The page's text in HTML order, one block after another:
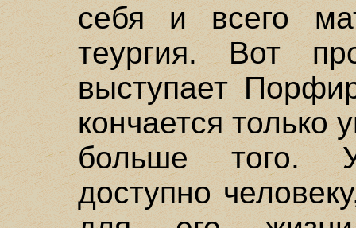
себя и всего
теургия. Вот
выступает
кончается только
больше того.
доступно